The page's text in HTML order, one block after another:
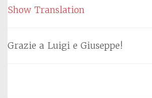
Show Translation
Grazie a Luigi e Giuseppe!